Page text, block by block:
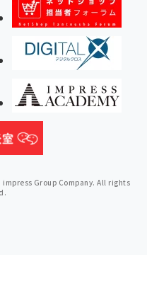
Group Company. All rights